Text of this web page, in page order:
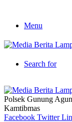
Menu
Search for
Polsek Gunung
Kamtibmas
Facebook Twitter